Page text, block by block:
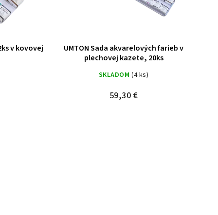
v kovovej
UMTON Sada akvarelových farieb v
plechovej kazete, 20ks
SKLADOM (4 ks)
59,30 €